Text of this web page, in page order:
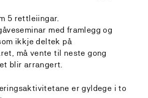
5 rettleiingar.
med framlegg og
ikkje deltek på
må vente til neste gong
blir arrangert.
er gyldege i to